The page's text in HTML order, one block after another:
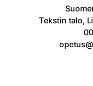
Tekstin talo,